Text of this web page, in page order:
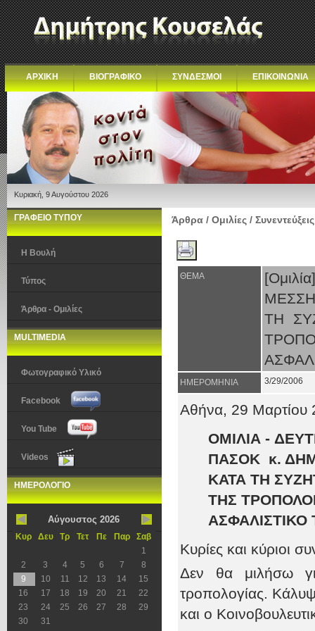
ΑΡΧΙΚΗ ΒΙΟΓΡΑΦΙΚΟ ΣΥΝΔΕΣΜΟΙ ΕΠΙΚΟΙΝΩΝΙΑ
Κυριακή, 9 Αυγούστου 2026
ΓΡΑΦΕΙΟ ΤΥΠΟΥ
Η Βουλή
Τύπος
Άρθρα - Ομιλίες
MULTIMEDIA
Φωτογραφικό Υλικό
Facebook
You Tube
Videos
ΗΜΕΡΟΛΟΓΙΟ
Αύγουστος 2026
Κυρ Δευ Τρ Τετ Πε Παρ
Σαβ
1
2
3 4 5 6 7
8
9
10 11 12 13 14
15
16
17 18 19 20 21
22
23
24 25 26 27 28
29
30
31
Άρθρα / Ομιλίες / Συνεντεύξεις
ΘΕΜΑ
ΤΗ
ΗΜΕΡΟΜΗΝΙΑ 3/29/2006
Αθήνα, 29 Μαρτίου
ΟΜΙΛΙΑ -
ΠΑΣΟΚ κ.
ΚΑΤΑ ΤΗ
ΤΗΣ
Κυρίες και κύριοι
Δεν θα μιλήσω
τροπολογίας.
και ο